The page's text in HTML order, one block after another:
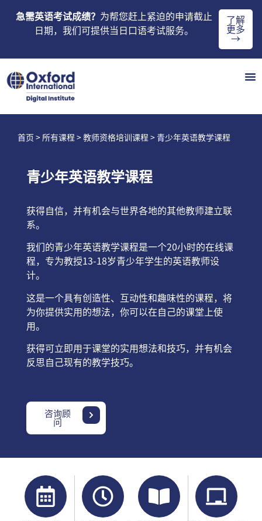
急需英语考试成绩？ 为帮您赶上紧迫的申请截止
日期，我们可提供当日口语考试服务。
了解
更多
→
首页 > 所有课程 > 教师资格培训课程 > 青少年英语教学课程
青少年英语教学课程
获得自信，并有机会与世界各地的其他教师建立联
系。
我们的青少年英语教学课程是一个20小时的在线课
程，专为教授13-18岁青少年学生的英语教师设
计。
这是一个具有创造性、互动性和趣味性的课程，将
为你提供实用的想法，你可以在自己的课堂上使
用。
获得可立即用于课堂的实用想法和技巧，并有机会
反思自己现有的教学技巧。
咨询顾
问